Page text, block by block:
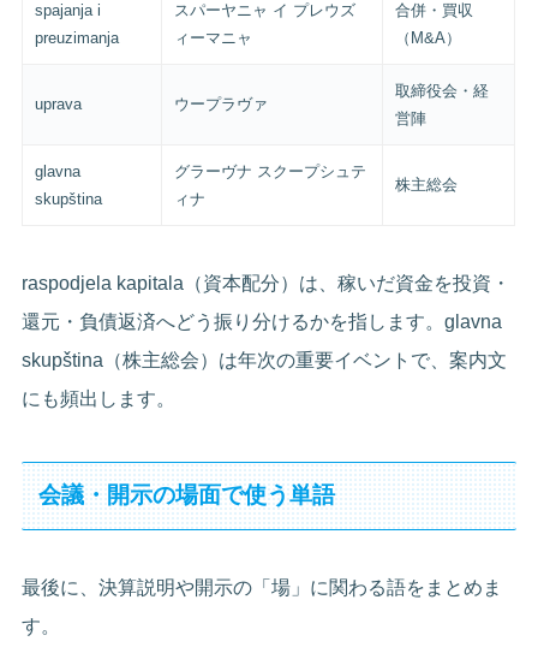
spajanja i
preuzimanja
スパーヤニャ イ プレウズ
ィーマニャ
合併・買収
（M&A）
uprava ウープラヴァ
取締役会・経
営陣
glavna
skupština
グラーヴナ スクープシュテ
ィナ
株主総会
raspodjela kapitala（資本配分）は、稼いだ資金を投資・
還元・負債返済へどう振り分けるかを指します。glavna
skupština（株主総会）は年次の重要イベントで、案内文
にも頻出します。
会議・開示の場面で使う単語
最後に、決算説明や開示の「場」に関わる語をまとめま
す。